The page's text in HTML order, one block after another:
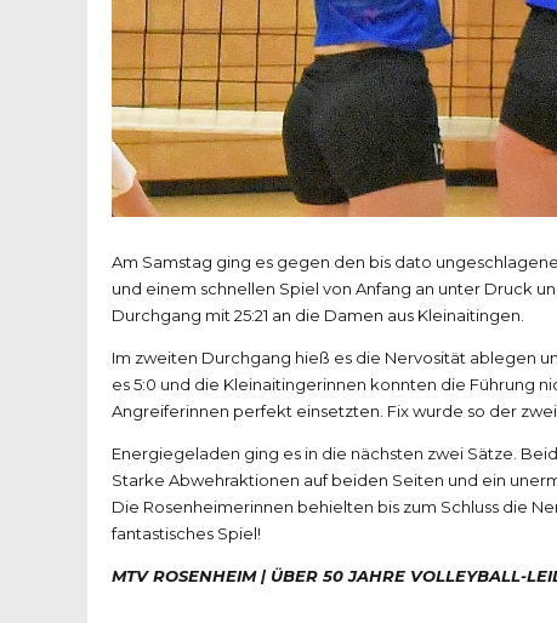
Am Samstag ging es gegen den bis dato
und einem schnellen Spiel von Anfang an unter Druck
Durchgang mit 25:21 an die Damen aus Kleinaitingen.
Im zweiten Durchgang hieß es die Nervosität ablegen
es 5:0 und die Kleinaitingerinnen konnten die Führung
Angreiferinnen perfekt einsetzten. Fix wurde so der
Energiegeladen ging es in die nächsten zwei Sätze.
Starke Abwehraktionen auf beiden Seiten und ein
Die Rosenheimerinnen behielten bis zum Schluss die
fantastisches Spiel!
MTV ROSENHEIM | ÜBER 50 JAHRE VOLLEYBALL-